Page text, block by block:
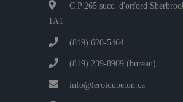
C.P 265 succ. d'orford
1A1
(819) 620-5464
(819) 239-8909 (bureau)
info@leroidubeton.ca